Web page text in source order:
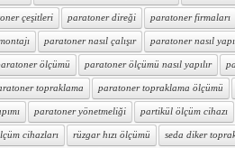
çeşitleri paratoner direği paratoner firmaları
paratoner nasıl çalışır paratoner nasıl
ölçümü paratoner ölçümü nasıl yapılır
topraklama paratoner topraklama ölçümü
paratoner yönetmeliği partikül ölçüm cihazı
cihazları rüzgar hızı ölçümü seda diker